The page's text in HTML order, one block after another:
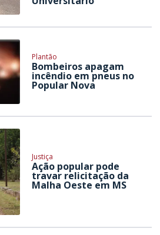
Plantão
Bombeiros apagam
incêndio em pneus no
Popular Nova
Justiça
Ação popular pode
travar relicitação da
Malha Oeste em MS